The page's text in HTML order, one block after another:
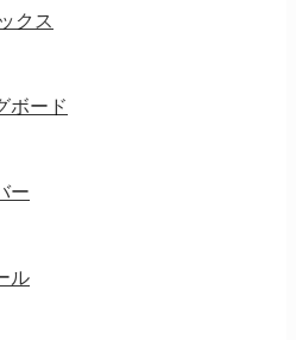
クス
ボード
ー
ル